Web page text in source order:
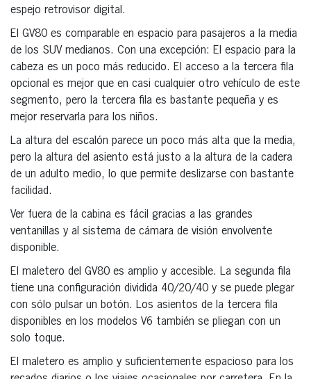
espejo retrovisor digital.
El GV80 es comparable en espacio para pasajeros a la media
de los SUV medianos. Con una excepción: El espacio para la
cabeza es un poco más reducido. El acceso a la tercera fila
opcional es mejor que en casi cualquier otro vehículo de este
segmento, pero la tercera fila es bastante pequeña y es
mejor reservarla para los niños.
La altura del escalón parece un poco más alta que la media,
pero la altura del asiento está justo a la altura de la cadera
de un adulto medio, lo que permite deslizarse con bastante
facilidad.
Ver fuera de la cabina es fácil gracias a las grandes
ventanillas y al sistema de cámara de visión envolvente
disponible.
El maletero del GV80 es amplio y accesible. La segunda fila
tiene una configuración dividida 40/20/40 y se puede plegar
con sólo pulsar un botón. Los asientos de la tercera fila
disponibles en los modelos V6 también se pliegan con un
solo toque.
El maletero es amplio y suficientemente espacioso para los